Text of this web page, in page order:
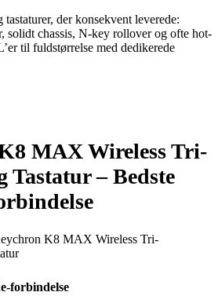
der konsekvent leverede:
solidt chassis, N-key rollover og ofte hot-
til fuldstørrelse med dedikerede
MAX Wireless Tri-
Tastatur –Bedste
forbindelse